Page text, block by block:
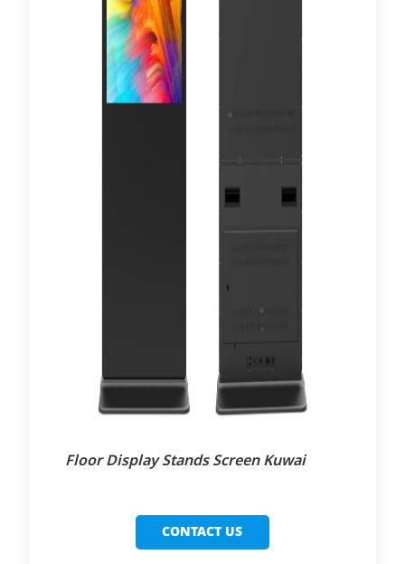
Floor Display Stands Screen Kuwai
CONTACT US